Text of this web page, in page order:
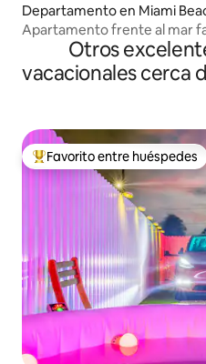
Departamento en Miami
Apartamento frente al mar
Otros
vacacionales cerca
De los mejores en Favorito
Favorito entre huéspedes